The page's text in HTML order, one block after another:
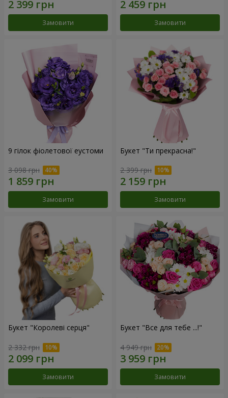
Замовити Замовити
9 гілок фіолетової еустоми
3 098 грн
Замовити
Букет "Ти прекрасна!"
2 399 грн
Замовити
Букет "Королеві серця"
2 332 грн
Замовити
Букет "Все для тебе ...!"
4 949 грн
Замовити